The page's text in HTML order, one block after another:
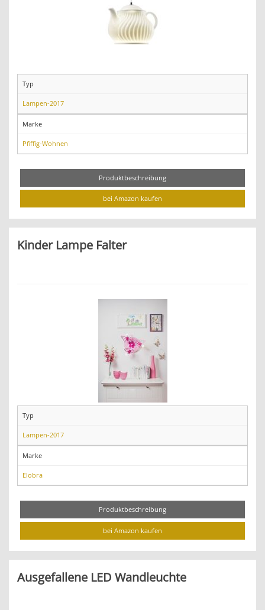
Typ
Lampen-2017
Marke
Pfiffig-Wohnen
Produktbeschreibung
bei Amazon kaufen
Kinder Lampe Falter
Typ
Lampen-2017
Marke
Elobra
Produktbeschreibung
bei Amazon kaufen
Ausgefallene LED Wandleuchte